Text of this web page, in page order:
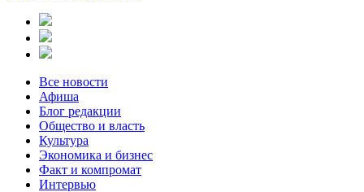
Все новости
Афиша
Блог редакции
Общество и власть
Культура
Экономика и бизнес
Факт и компромат
Интервью